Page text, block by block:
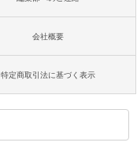
会社概要
特定商取引法に基づく表示